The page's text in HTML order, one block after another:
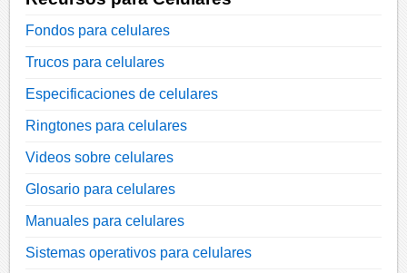
Fondos para celulares
Trucos para celulares
Especificaciones de celulares
Ringtones para celulares
Videos sobre celulares
Glosario para celulares
Manuales para celulares
Sistemas operativos para celulares